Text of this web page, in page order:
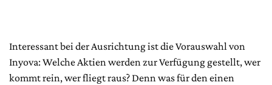
Interessant bei der Ausrichtung ist die Vorauswahl von
Inyova: Welche Aktien werden zur Verfügung gestellt, wer
kommt rein, wer fliegt raus? Denn was für den einen